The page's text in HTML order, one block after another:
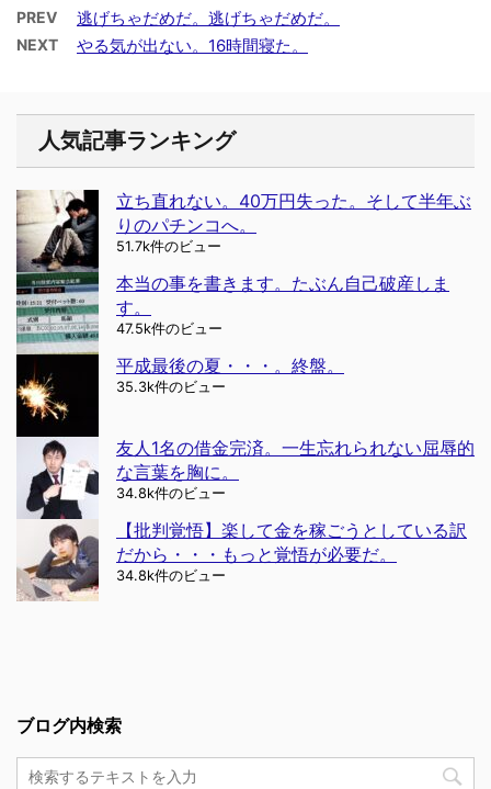
PREV 逃げちゃだめだ。逃げちゃだめだ。
NEXT やる気が出ない。16時間寝た。
人気記事ランキング
立ち直れない。40万円失った。そして半年ぶ
りのパチンコへ。
51.7k件のビュー
本当の事を書きます。たぶん自己破産しま
す。
47.5k件のビュー
平成最後の夏・・・。終盤。
35.3k件のビュー
友人1名の借金完済。一生忘れられない屈辱的
な言葉を胸に。
34.8k件のビュー
【批判覚悟】楽して金を稼ごうとしている訳
だから・・・もっと覚悟が必要だ。
34.8k件のビュー
ブログ内検索